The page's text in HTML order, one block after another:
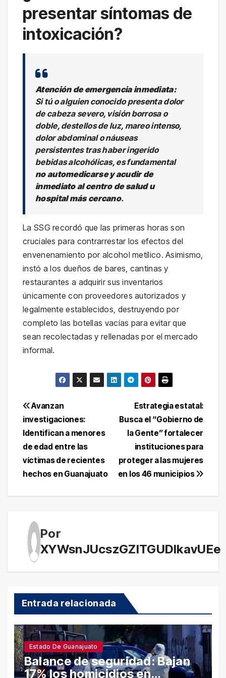
presentar síntomas de
intoxicación?
Atención de emergencia inmediata:
Si tú o alguien conocido presenta dolor
de cabeza severo, visión borrosa o
doble, destellos de luz, mareo intenso,
dolor abdominal o náuseas
persistentes tras haber ingerido
bebidas alcohólicas, es fundamental
no automedicarse y acudir de
inmediato al centro de salud u
hospital más cercano.
La SSG recordó que las primeras horas son
cruciales para contrarrestar los efectos del
envenenamiento por alcohol metílico. Asimismo,
instó a los dueños de bares, cantinas y
restaurantes a adquirir sus inventarios
únicamente con proveedores autorizados y
legalmente establecidos, destruyendo por
completo las botellas vacías para evitar que
sean recolectadas y rellenadas por el mercado
informal.
Navegación
de
entradas
Estrategia estatal:
Busca el “Gobierno de
la Gente” fortalecer
instituciones para
proteger a las mujeres
en los 46 municipios
Avanzan
investigaciones:
Identifican a menores
de edad entre las
víctimas de recientes
hechos en Guanajuato
Por
XYWsnJUcszGZITGUDlkavUEe
Entrada relacionada
Estado De Guanajuato
Balance de seguridad: Bajan
17% los homicidios en